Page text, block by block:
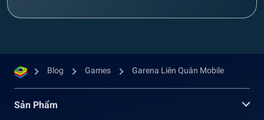
Blog Games Garena Liên Quân Mobile
Sản Phẩm